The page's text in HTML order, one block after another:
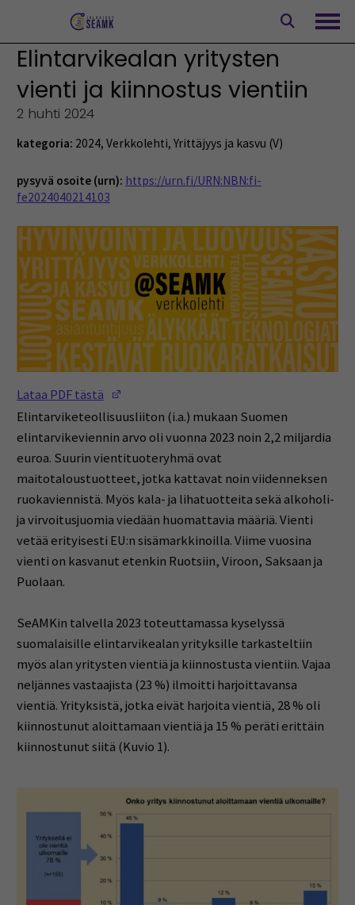
Elintarvikealan yritysten
vienti ja kiinnostus vientiin
2 huhti 2024
kategoria: 2024, Verkkolehti, Yrittäjyys ja kasvu (V)
pysyvä osoite (urn): https://urn.fi/URN:NBN:fi-
fe2024040214103
Lataa PDF tästä
Elintarviketeollisuusliiton (i.a.) mukaan Suomen
elintarvikeviennin arvo oli vuonna 2023 noin 2,2 miljardia
euroa. Suurin vientituoteryhmä ovat
maitotaloustuotteet, jotka kattavat noin viidenneksen
ruokaviennistä. Myös kala- ja lihatuotteita sekä alkoholi-
ja virvoitusjuomia viedään huomattavia määriä. Vienti
vetää erityisesti EU:n sisämarkkinoilla. Viime vuosina
vienti on kasvanut etenkin Ruotsiin, Viroon, Saksaan ja
Puolaan.
SeAMKin talvella 2023 toteuttamassa kyselyssä
suomalaisille elintarvikealan yrityksille tarkasteltiin
myös alan yritysten vientiä ja kiinnostusta vientiin. Vajaa
neljännes vastaajista (23 %) ilmoitti harjoittavansa
vientiä. Yrityksistä, jotka eivät harjoita vientiä, 28 % oli
kiinnostunut aloittamaan vientiä ja 15 % peräti erittäin
kiinnostunut siitä (Kuvio 1).